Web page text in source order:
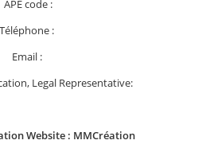
APE code :
Téléphone :
Email :
Legal Representative:
Website : MMCréation